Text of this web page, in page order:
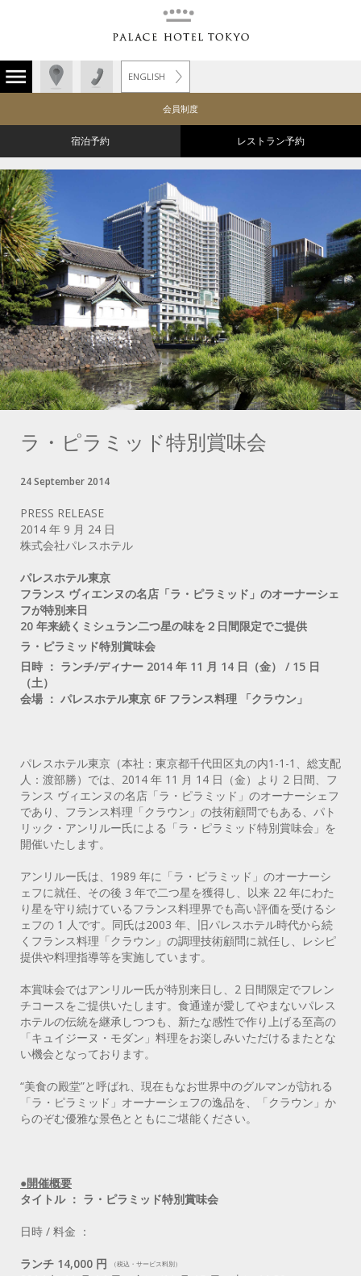
ENGLISH
会員制度
宿泊予約 レストラン予約
ラ・ピラミッド特別賞味会
24 September 2014
PRESS RELEASE
2014 年 9 月 24 日
株式会社パレスホテル
パレスホテル東京
フランス ヴィエンヌの名店「ラ・ピラミッド」のオーナーシェ
フが特別来日
20 年来続くミシュラン二つ星の味を２日間限定でご提供
ラ・ピラミッド特別賞味会
日時 ： ランチ/ディナー 2014 年 11 月 14 日（金） / 15 日
（土）
会場 ： パレスホテル東京 6F フランス料理 「クラウン」
パレスホテル東京（本社：東京都千代田区丸の内1-1-1、総支配
人：渡部勝）では、2014 年 11 月 14 日（金）より 2 日間、フ
ランス ヴィエンヌの名店「ラ・ピラミッド」のオーナーシェフ
であり、フランス料理「クラウン」の技術顧問でもある、パト
リック・アンリルー氏による「ラ・ピラミッド特別賞味会」を
開催いたします。
アンリルー氏は、1989 年に「ラ・ピラミッド」のオーナーシ
ェフに就任、その後 3 年で二つ星を獲得し、以来 22 年にわた
り星を守り続けているフランス料理界でも高い評価を受けるシ
ェフの 1 人です。同氏は2003 年、旧パレスホテル時代から続
くフランス料理「クラウン」の調理技術顧問に就任し、レシピ
提供や料理指導等を実施しています。
本賞味会ではアンリルー氏が特別来日し、2 日間限定でフレン
チコースをご提供いたします。食通達が愛してやまないパレス
ホテルの伝統を継承しつつも、新たな感性で作り上げる至高の
「キュイジーヌ・モダン」料理をお楽しみいただけるまたとな
い機会となっております。
“美食の殿堂”と呼ばれ、現在もなお世界中のグルマンが訪れる
「ラ・ピラミッド」オーナーシェフの逸品を、「クラウン」か
らのぞむ優雅な景色とともにご堪能ください。
●開催概要
タイトル ： ラ・ピラミッド特別賞味会
日時 / 料金 ：
ランチ 14,000 円 （税込・サービス料別）